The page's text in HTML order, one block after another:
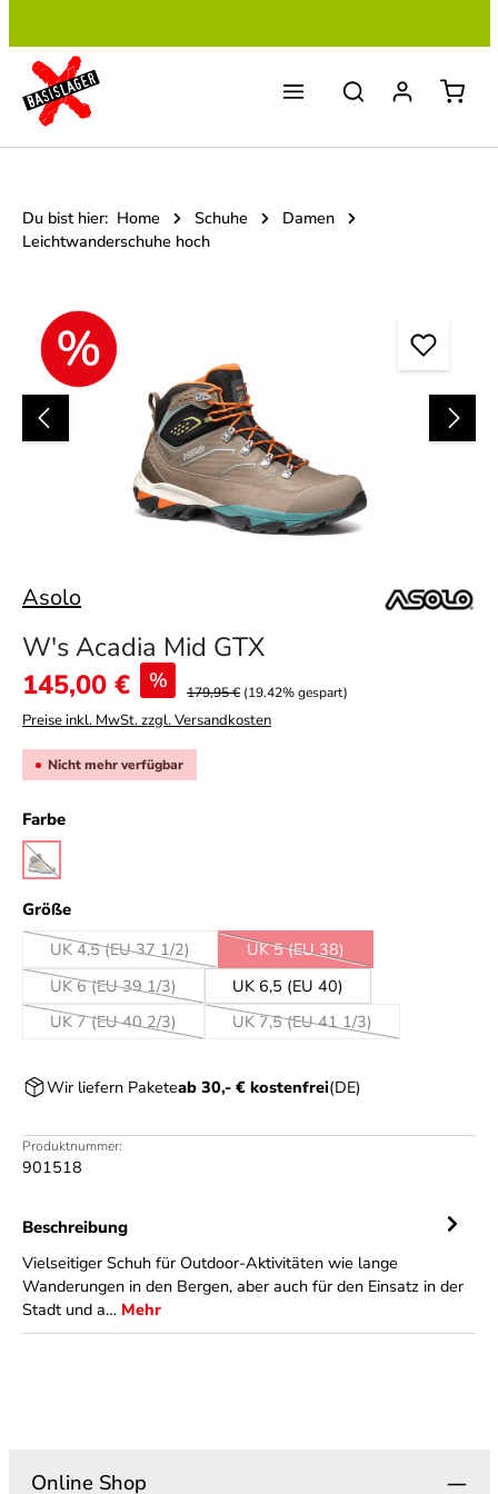
Du bist hier: Home Schuhe
Damen
Leichtwanderschuhe hoch
Asolo
W's Acadia Mid GTX
Verkaufspreis:
145,00 € % 179,95 € (19.42% gespart)
Preise inkl. MwSt. zzgl. Versandkosten
Nicht mehr verfügbar
Farbeauswählen
dodo beige/harbor grey
(Diese Option ist zurzeit nicht verfügbar.)
Größeauswählen
UK 4,5 (EU 37 1/2)
(Diese Option ist zurzeit nicht verfügbar.)
UK 5 (EU 38)
(Diese Option ist zurzeit nicht
UK 6 (EU 39 1/3)
(Diese Option ist zurzeit nicht verfügbar.)
UK 6,5 (EU 40)
UK 7 (EU 40 2/3)
(Diese Option ist zurzeit nicht verfügbar.)
UK 7,5 (EU 41 1/3)
(Diese Option ist zurzeit nicht
Wir liefern Paketeab 30,- € kostenfrei(DE)
Produktnummer:
901518
Beschreibung
Vielseitiger Schuh für Outdoor-Aktivitäten wie lange
Wanderungen in den Bergen, aber auch für den Einsatz in der
Stadt und a… Mehr
Online Shop